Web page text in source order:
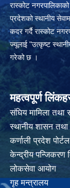
रास्कोट
प्रदेशको स्थानीय
कदर गर्दै रास्कोट
ज्यूलाई "उत्कृष्ट
गरेको छ ।
महत्वपूर्ण
संघिय मामिला तथा
स्थानीय शासन तथा
कर्णाली प्रदेश पोर्टल
केन्द्रीय पन्जिकरण
लोकसेवा आयोग
गृह मन्त्रालय